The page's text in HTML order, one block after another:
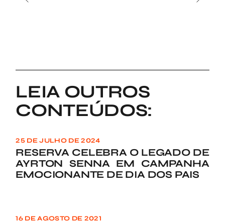
LEIA OUTROS
CONTEÚDOS:
25 DE JULHO DE 2024
RESERVA CELEBRA O LEGADO DE
AYRTON SENNA EM CAMPANHA
EMOCIONANTE DE DIA DOS PAIS
16 DE AGOSTO DE 2021